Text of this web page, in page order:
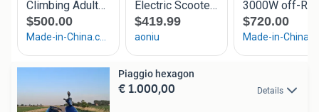
Piaggio hexagon
€ 1.000,00 Details